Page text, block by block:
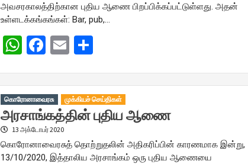
அவசரகாலத்திற்கான புதிய ஆணை பிறப்பிக்கப்பட்டுள்ளது. அதன்
உள்ளடக்கங்கங்கள்: Bar, pub,…
WhatsApp
Facebook
Email
கொரோனாவைரசு முக்கியச் செய்திகள்
அரசாங்கத்தின் புதிய ஆணை
13 அக்டோபர் 2020
கொரோனாவைரசுத் தொற்றுதலின் அதிகரிப்பின் காரணமாக இன்று,
13/10/2020, இத்தாலிய அரசாங்கம் ஒரு புதிய ஆணையை